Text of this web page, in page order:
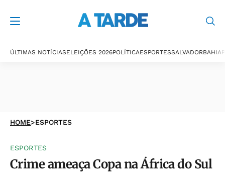
ÚLTIMAS NOTÍCIASELEIÇÕES 2026POLÍTICAESPORTESSALVADORBAHIA
HOME>ESPORTES
ESPORTES
Crime ameaça Copa na África do Sul